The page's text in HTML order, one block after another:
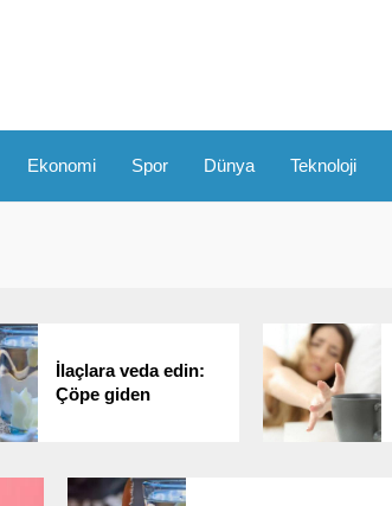
Ekonomi Spor Dünya Teknoloji
İlaçlara veda edin:
Çöpe giden